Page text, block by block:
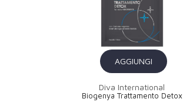
AGGIUNGI
Diva International
Biogenya Trattamento Detox